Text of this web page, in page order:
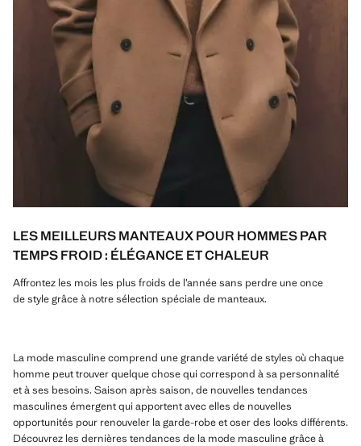
LES MEILLEURS MANTEAUX POUR HOMMES PAR
TEMPS FROID : ÉLÉGANCE ET CHALEUR
Affrontez les mois les plus froids de l’année sans perdre une once
de style grâce à notre sélection spéciale de manteaux.
La mode masculine comprend une grande variété de styles où chaque
homme peut trouver quelque chose qui correspond à sa personnalité
et à ses besoins. Saison après saison, de nouvelles tendances
masculines émergent qui apportent avec elles de nouvelles
opportunités pour renouveler la garde-robe et oser des looks différents.
Découvrez les dernières tendances de la mode masculine grâce à